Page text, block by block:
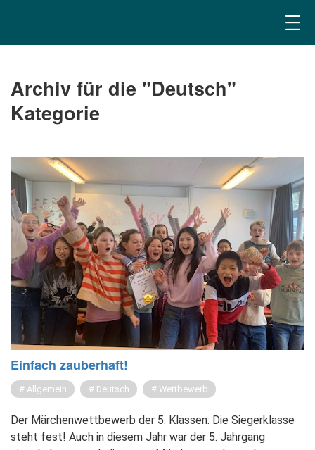
Archiv für die "Deutsch"
Kategorie
Ein­fach zau­ber­haft!
Allgemein Deutsch Wettbewerb
Der Märchenwettbewerb der 5. Klassen: Die Siegerklasse
steht fest! Auch in diesem Jahr war der 5. Jahrgang